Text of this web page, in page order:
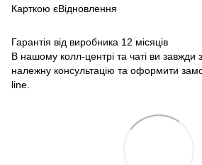
Карткою єВідновлення
Гарантія від виробника 12 місяців
В нашому колл-центрі та чаті ви завжди
належну консультацію та оформити
line.